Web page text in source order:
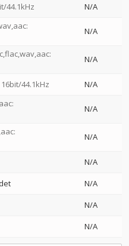
44.1kHz N/A
N/A
N/A
44.1kHz N/A
N/A
N/A
N/A
N/A
N/A
N/A